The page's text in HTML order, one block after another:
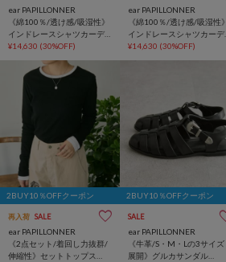
ear PAPILLONNER
《綿100％/透け感/吸湿性》
インドレースシャツカーデ
【SUM1 STYLE(スミスタイ
¥14,630 (30%OFF)
ear PAPILLONNER
《綿100％/透け感/吸湿性》
インドレースシャツカーデ
【SUM1 STYLE(スミスタイ
¥14,630 (30%OFF)
2BUY10％OFFクーポン
再入荷 SALE
ear PAPILLONNER
《2点セット/着回し力抜群/
伸縮性》セットトップス
2BUY10％OFFクーポン
SALE
ear PAPILLONNER
《牛革/S・M・Lの3サイズ
展開》グルカサンダル